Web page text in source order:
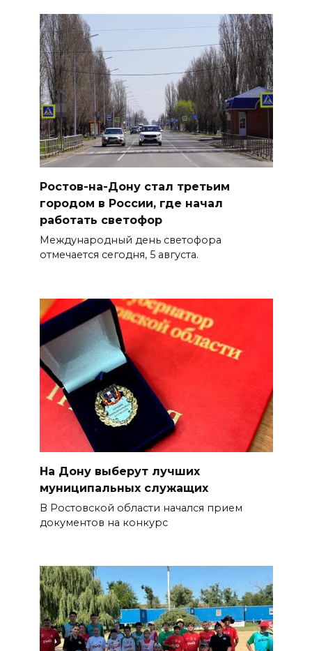
Ростов-на-Дону стал третьим
городом в России, где начал
работать светофор
Международный день светофора
отмечается сегодня, 5 августа.
На Дону выберут лучших
муниципальных служащих
В Ростовской области начался прием
документов на конкурс